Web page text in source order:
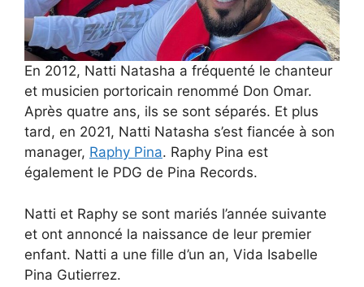
En 2012, Natti Natasha a fréquenté le chanteur
et musicien portoricain renommé Don Omar.
Après quatre ans, ils se sont séparés. Et plus
tard, en 2021, Natti Natasha s’est fiancée à son
manager, Raphy Pina. Raphy Pina est
également le PDG de Pina Records.
Natti et Raphy se sont mariés l’année suivante
et ont annoncé la naissance de leur premier
enfant. Natti a une fille d’un an, Vida Isabelle
Pina Gutierrez.